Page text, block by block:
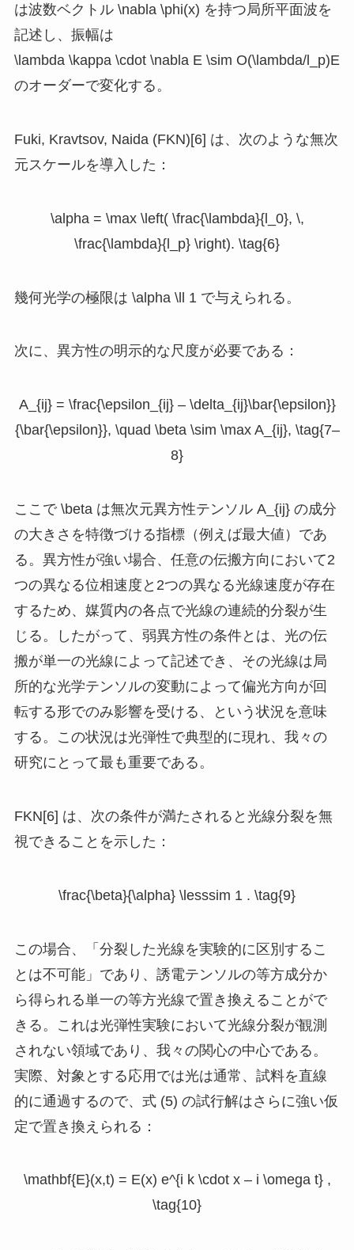
は波数ベクトル \nabla \phi(x) を持つ局所平面波を
記述し、振幅は
\lambda \kappa \cdot \nabla E \sim O(\lambda/l_p)E
のオーダーで変化する。
Fuki, Kravtsov, Naida (FKN)[6] は、次のような無次
元スケールを導入した：
\alpha = \max \left( \frac{\lambda}{l_0}, \,
\frac{\lambda}{l_p} \right). \tag{6}
幾何光学の極限は \alpha \ll 1 で与えられる。
次に、異方性の明示的な尺度が必要である：
A_{ij} = \frac{\epsilon_{ij} – \delta_{ij}\bar{\epsilon}}
{\bar{\epsilon}}, \quad \beta \sim \max A_{ij}, \tag{7–
8}
ここで \betaは無次元異方性テンソル A_{ij}の成分
の大きさを特徴づける指標（例えば最大値）であ
る。異方性が強い場合、任意の伝搬方向において2
つの異なる位相速度と2つの異なる光線速度が存在
するため、媒質内の各点で光線の連続的分裂が生
じる。したがって、弱異方性の条件とは、光の伝
搬が単一の光線によって記述でき、その光線は局
所的な光学テンソルの変動によって偏光方向が回
転する形でのみ影響を受ける、という状況を意味
する。この状況は光弾性で典型的に現れ、我々の
研究にとって最も重要である。
FKN[6] は、次の条件が満たされると光線分裂を無
視できることを示した：
\frac{\beta}{\alpha} \lesssim 1 . \tag{9}
この場合、「分裂した光線を実験的に区別するこ
とは不可能」であり、誘電テンソルの等方成分か
ら得られる単一の等方光線で置き換えることがで
きる。これは光弾性実験において光線分裂が観測
されない領域であり、我々の関心の中心である。
実際、対象とする応用では光は通常、試料を直線
的に通過するので、式 (5) の試行解はさらに強い仮
定で置き換えられる：
\mathbf{E}(x,t) = E(x) e^{i k \cdot x – i \omega t} ,
\tag{10}